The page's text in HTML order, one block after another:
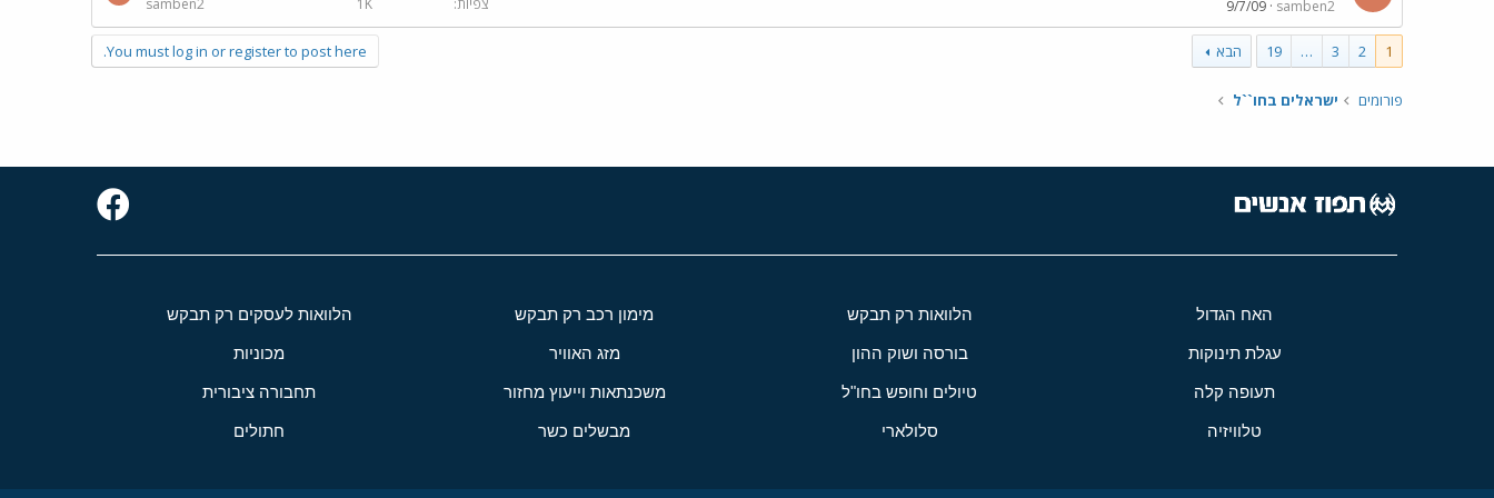
samben2
9/7/09 צפיות 1K
samben2
1
2
3
…
19 הבא You must log in or register to post here.
פורומים ישראלים בחו``ל
האח הגדול הלוואות רק תבקש מימון רכב רק תבקש הלוואות לעסקים רק תבקש
עגלת תינוקות בורסה ושוק ההון מזג האוויר מכוניות
תעופה קלה טיולים וחופש בחו"ל משכנתאות וייעוץ מחזור תחבורה ציבורית
טלוויזיה סלולארי מבשלים כשר חתולים